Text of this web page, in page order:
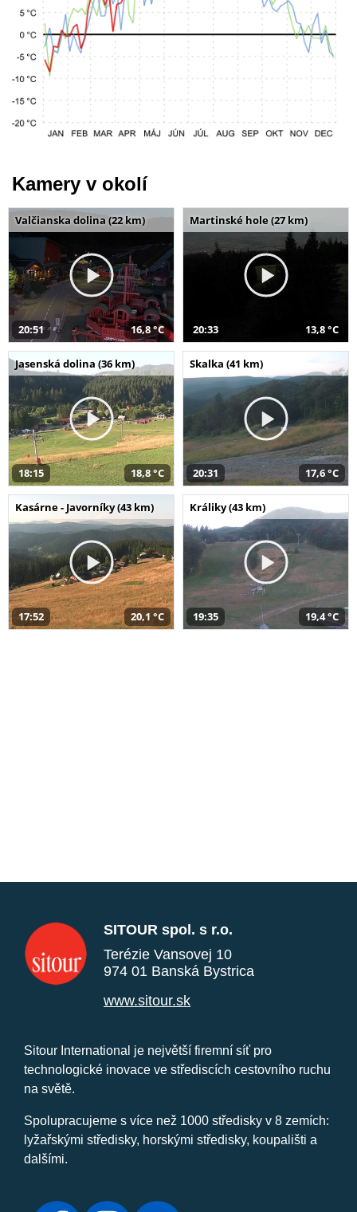
Kamery v okolí
Valčianska dolina (22 km)
20:51 16,8 °C
Martinské hole (27 km)
20:33 13,8 °C
Jasenská dolina (36 km)
18:15 18,8 °C
Skalka (41 km)
20:31 17,6 °C
Kasárne - Javorníky (43 km)
17:52 20,1 °C
Králiky (43 km)
19:35 19,4 °C
SITOUR spol. s r.o.
Terézie Vansovej 10
974 01 Banská Bystrica
www.sitour.sk
Sitour International je největší firemní síť pro
technologické inovace ve střediscích cestovního ruchu
na světě.
Spolupracujeme s více než 1000 středisky v 8 zemích:
lyžařskými středisky, horskými středisky, koupališti a
dalšími.